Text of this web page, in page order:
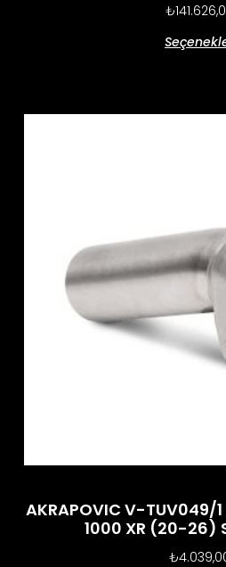
₺
AKRAPOVIC V-TUV049/1
1000 XR (20-26)
₺